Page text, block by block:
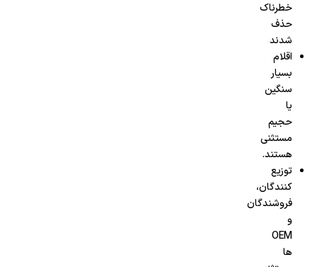
خطرناک
حذف
شدند
اقلام
بسیار
سنگین
یا
حجیم
مستثنی
هستند.
توزیع
کنندگان،
فروشندگان
و
OEM
ها